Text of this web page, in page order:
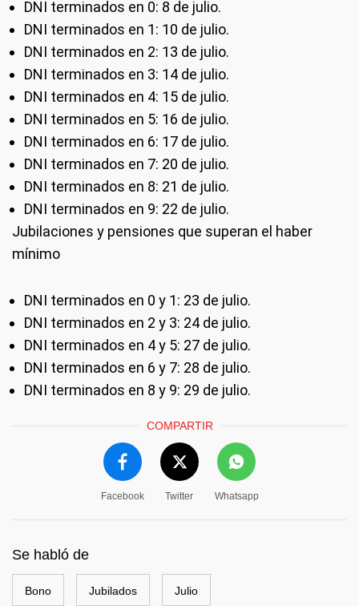
DNI terminados en 0: 8 de julio.
DNI terminados en 1: 10 de julio.
DNI terminados en 2: 13 de julio.
DNI terminados en 3: 14 de julio.
DNI terminados en 4: 15 de julio.
DNI terminados en 5: 16 de julio.
DNI terminados en 6: 17 de julio.
DNI terminados en 7: 20 de julio.
DNI terminados en 8: 21 de julio.
DNI terminados en 9: 22 de julio.
Jubilaciones y pensiones que superan el haber
mínimo
DNI terminados en 0 y 1: 23 de julio.
DNI terminados en 2 y 3: 24 de julio.
DNI terminados en 4 y 5: 27 de julio.
DNI terminados en 6 y 7: 28 de julio.
DNI terminados en 8 y 9: 29 de julio.
COMPARTIR
Facebook Twitter Whatsapp
Se habló de
Bono Jubilados Julio